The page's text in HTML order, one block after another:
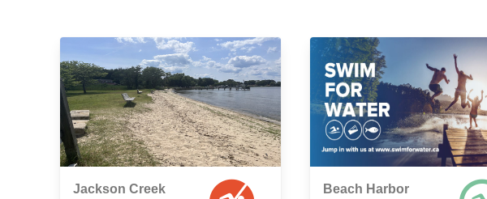
Jackson Creek
Beach Harbor